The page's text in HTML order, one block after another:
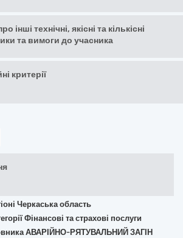
інші технічні, якісні та кількісні
та вимоги до учасника
критерії
Черкаська область
Фінансові та страхові послуги
АВАРІЙНО-РЯТУВАЛЬНИЙ ЗАГІН